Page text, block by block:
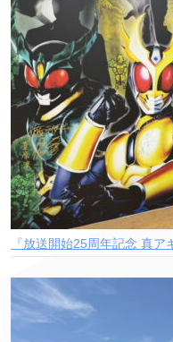
『放送開始25周年記念 真